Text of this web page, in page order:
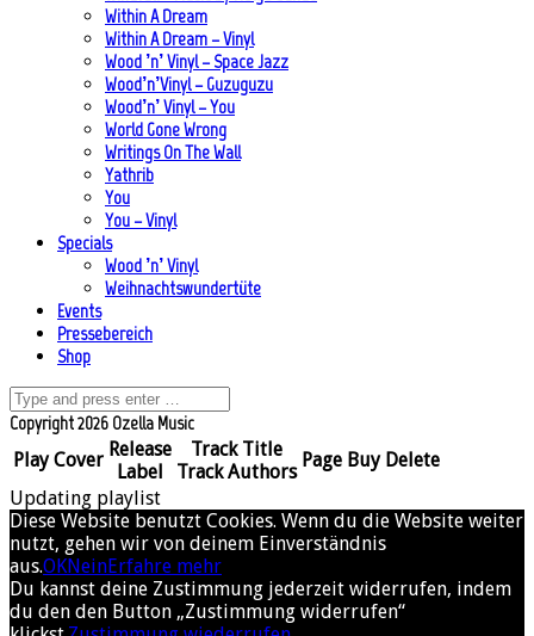
Within A Dream
Within A Dream – Vinyl
Wood ’n’ Vinyl – Space Jazz
Wood’n’Vinyl – Guzuguzu
Wood’n’ Vinyl – You
World Gone Wrong
Writings On The Wall
Yathrib
You
You – Vinyl
Specials
Wood ’n’ Vinyl
Weihnachtswundertüte
Events
Pressebereich
Shop
Copyright 2026 Ozella Music
Play Cover Release
Label
Track Title
Track Authors
Page Buy Delete
Updating playlist
Diese Website benutzt Cookies. Wenn du die Website weiter
nutzt, gehen wir von deinem Einverständnis
aus.OKNeinErfahre mehr
Du kannst deine Zustimmung jederzeit widerrufen, indem
du den den Button „Zustimmung widerrufen“